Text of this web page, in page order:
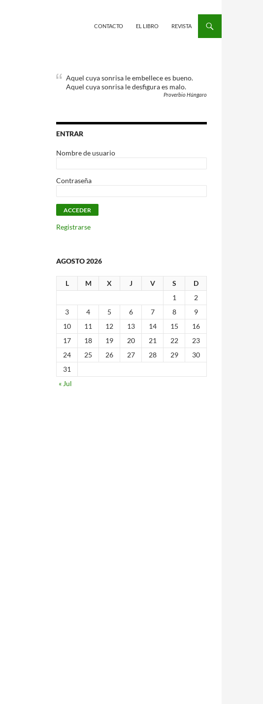
CONTACTO EL LIBRO REVISTA
Aquel cuya sonrisa le embellece es bueno.
Aquel cuya sonrisa le desfigura es malo.
Proverbio Húngaro
ENTRAR
Nombre de usuario
Contraseña
Registrarse
AGOSTO 2026
L M X J V S
D
1
2
3
4 5 6 7 8
9
10
11 12 13 14 15
16
17
18 19 20 21 22
23
24
25 26 27 28 29
30
31
« Jul